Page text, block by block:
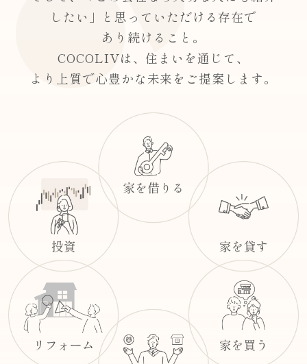
したい」と思っていただける存在で
あり続けること。
COCOLIVは、住まいを通じて、
より上質で心豊かな未来をご提案します。